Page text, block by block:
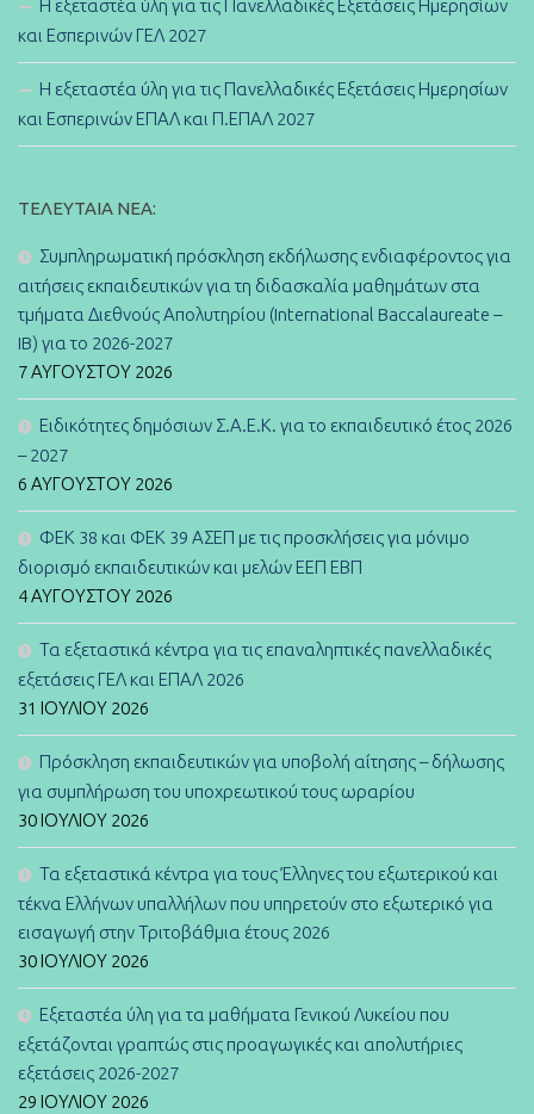
Η εξεταστέα ύλη για τις Πανελλαδικές Εξετάσεις Ημερησίων
και Εσπερινών ΓΕΛ 2027
Η εξεταστέα ύλη για τις Πανελλαδικές Εξετάσεις Ημερησίων
και Εσπερινών ΕΠΑΛ και Π.ΕΠΑΛ 2027
ΤΕΛΕΥΤΑΊΑ ΝΈΑ:
Συμπληρωματική πρόσκληση εκδήλωσης ενδιαφέροντος για
αιτήσεις εκπαιδευτικών για τη διδασκαλία μαθημάτων στα
τμήματα Διεθνούς Απολυτηρίου (International Baccalaureate –
IB) για το 2026-2027
7 ΑΥΓΟΎΣΤΟΥ 2026
Ειδικότητες δημόσιων Σ.Α.Ε.Κ. για το εκπαιδευτικό έτος 2026
– 2027
6 ΑΥΓΟΎΣΤΟΥ 2026
ΦΕΚ 38 και ΦΕΚ 39 ΑΣΕΠ με τις προσκλήσεις για μόνιμο
διορισμό εκπαιδευτικών και μελών ΕΕΠ ΕΒΠ
4 ΑΥΓΟΎΣΤΟΥ 2026
Τα εξεταστικά κέντρα για τις επαναληπτικές πανελλαδικές
εξετάσεις ΓΕΛ και ΕΠΑΛ 2026
31 ΙΟΥΛΊΟΥ 2026
Πρόσκληση εκπαιδευτικών για υποβολή αίτησης – δήλωσης
για συμπλήρωση του υποχρεωτικού τους ωραρίου
30 ΙΟΥΛΊΟΥ 2026
Τα εξεταστικά κέντρα για τους Έλληνες του εξωτερικού και
τέκνα Ελλήνων υπαλλήλων που υπηρετούν στο εξωτερικό για
εισαγωγή στην Τριτοβάθμια έτους 2026
30 ΙΟΥΛΊΟΥ 2026
Εξεταστέα ύλη για τα μαθήματα Γενικού Λυκείου που
εξετάζονται γραπτώς στις προαγωγικές και απολυτήριες
εξετάσεις 2026-2027
29 ΙΟΥΛΊΟΥ 2026